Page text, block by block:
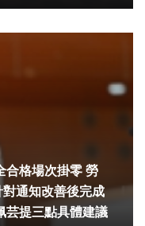
通知改善後完成
議員吳佩芸提三點具體建議